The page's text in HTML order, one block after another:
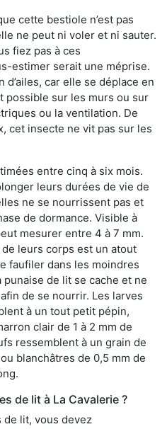
cette bestiole n’est pas
ne peut ni voler et ni sauter.
fiez pas à ces
estimer serait une méprise.
d’ailes, car elle se déplace en
possible sur les murs ou sur
ou la ventilation. De
cet insecte ne vit pas sur les
entre cinq à six mois.
leurs durées de vie de
ne se nourrissent pas et
de dormance. Visible à
mesurer entre 4 à 7 mm.
leurs corps est un atout
faufiler dans les moindres
de lit se cache et ne
de se nourrir. Les larves
à un tout petit pépin,
clair de 1 à 2 mm de
ressemblent à un grain de
blanchâtres de 0,5 mm de
de lit à La Cavalerie ?
de lit, vous devez